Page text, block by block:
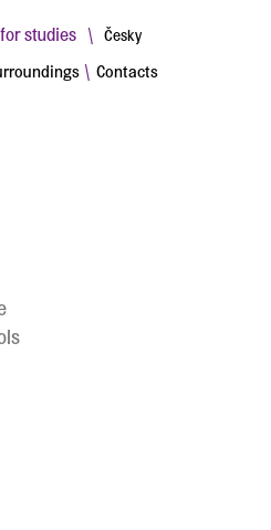
studies \ Česky
\ Contacts